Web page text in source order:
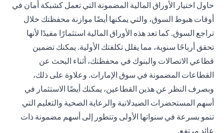
حاول اختيار الأوراق المالية المضمونة التي تعمل كشبكة أمان في
أوقات هبوط السوق، والتي يمكنها أيضًا موازنة محفظتك خلال
تراجع السوق. كما تعد هذه الأوراق المالية استثمارًا مفيدًا لأنها
تحقق أرباحًا سنوية، مما يقلل تكلفتك الأولية. يمكنك تضمين
قطاعي الاتصالات والبنوك في محفظتك، أثناء البحث عن
القطاعات المضمونة في سوق الإمارات. وعلاوة على ذلك،
وبصرف النظر عن هذين القطاعين، يمكنك أيضًا الاستثمار في
أسهم المستحضرات الصيدلانية والرعاية الصحية والتعليم التي
تنمو بسرعة في سنواتها الأولى وتتطور إلى أسهم مضمونة ذات
عائد مرتفع.